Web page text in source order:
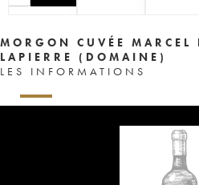
MORGON CUVÉE MARCEL
LAPIERRE (DOMAINE)
LES INFORMATIONS